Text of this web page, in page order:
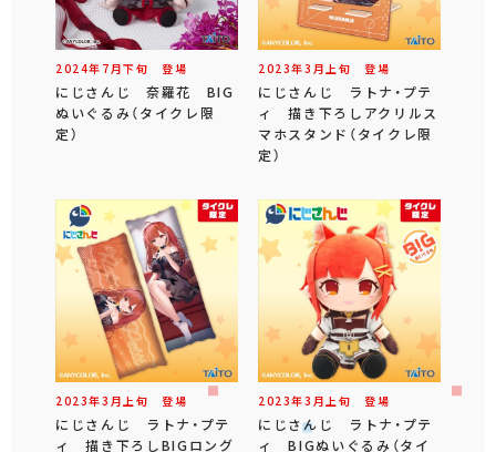
2024年 7 月下旬 登場
にじさんじ 奈羅花 BIG
ぬいぐるみ（タイクレ限
定）
2023年3 月 上旬 登場
にじさんじ ラトナ・プテ
ィ 描き下ろしアクリルス
マホスタンド（タイクレ限
定）
2023年3 月 上旬 登場
にじさんじ ラトナ・プテ
ィ 描き下ろしBIGロング
2023年3 月 上旬 登場
にじさんじ ラトナ・プテ
ィ BIGぬいぐるみ（タイ